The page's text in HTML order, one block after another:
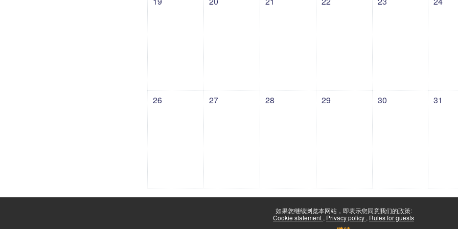
如果您继续浏览本网站，即表示您同意我们的政策:
Cookie statement Privacy policy Rules for guests
没有活动，07月26日 星期日
26 没有活动，07月27日 星期一
27 没有活动，07月28日 星期二
28 没有活动，07月29日 星期三
29 没有活动，07月30日 星
30 没有
31